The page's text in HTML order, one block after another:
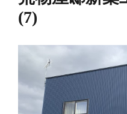
(7)